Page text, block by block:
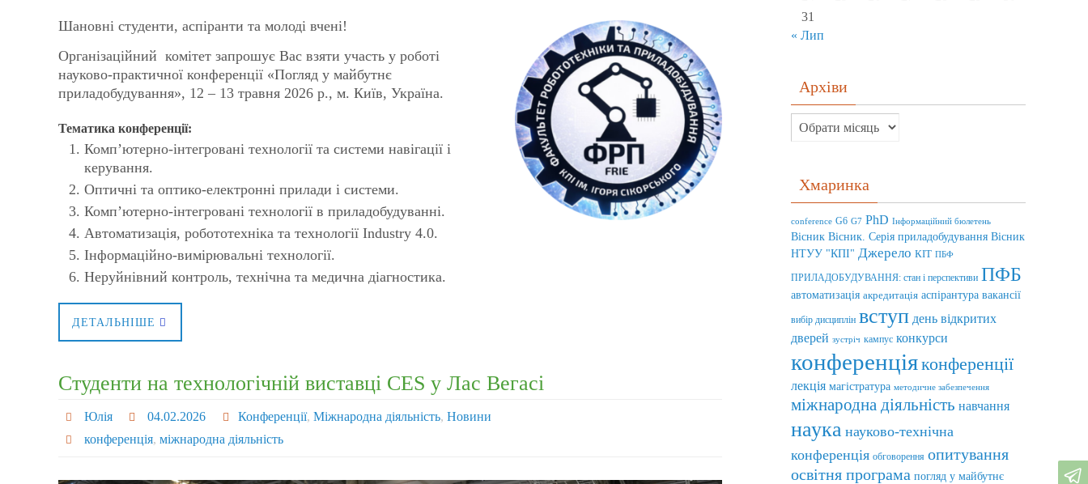
Шановні студенти, аспіранти та молоді вчені!
Організаційний комітет запрошує Вас взяти участь у роботі
науково-практичної конференції «Погляд у майбутнє
приладобудування», 12 – 13 травня 2026 р., м. Київ, Україна.
Тематика конференції:
Комп’ютерно-інтегровані технології та системи навігації і
керування.
Оптичні та оптико-електронні прилади і системи.
Комп’ютерно-інтегровані технології в приладобудуванні.
Автоматизація, робототехніка та технології Industry 4.0.
Інформаційно-вимірювальні технології.
Неруйнівний контроль, технічна та медична діагностика.
ДЕТАЛЬНІШЕ
Cтуденти на технологічній виставці CES у Лас Вегасі
Юлія 04.02.2026 Конференції,Міжнародна діяльність,Новини
конференція, міжнародна діяльність
31
« Лип
Архіви
Хмаринка
conference G6 G7 PhD Інформаційний бюлетень
Вісник Вісник. Серія приладобудування Вісник
НТУУ "КПІ" Джерело КІТ ПБФ
ПРИЛАДОБУДУВАННЯ: стан і перспективи ПФБ
автоматизація акредитація аспірантура вакансії
вибір дисциплін вступ день відкритих
дверей зустріч кампус конкурси
конференціяконференції
лекція магістратура методичне забезпечення
міжнародна діяльність навчання
наука науково-технічна
конференція обговорення опитування
освітня програма погляд у майбутнє